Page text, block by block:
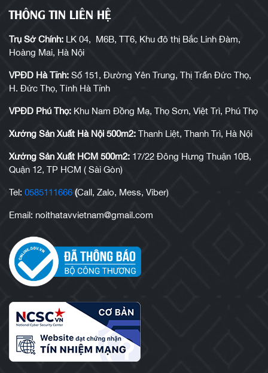
THÔNG TIN LIÊN HỆ
Trụ Sở Chính: LK 04, M6B, TT6, Khu đô thị Bắc Linh Đàm,
Hoàng Mai, Hà Nội
VPĐD Hà Tĩnh: Số 151, Đường Yên Trung, Thị Trấn Đức Thọ,
H. Đức Thọ, Tỉnh Hà Tĩnh
VPĐD Phú Thọ: Khu Nam Đồng Mạ, Thọ Sơn, Việt Trì, Phú Thọ
Xưởng Sản Xuất Hà Nội 500m2: Thanh Liệt, Thanh Trì, Hà Nội
Xưởng Sản Xuất HCM 500m2: 17/22 Đông Hưng Thuận 10B,
Quận 12, TP HCM ( Sài Gòn)
Tel: 0585111666 (Call, Zalo, Mess, Viber)
Email: noithatavvietnam@gmail.com